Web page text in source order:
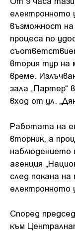
електронното
възможност
процеса по
втория тур на
време.
зала „Партер“
вход от ул.
Работата на
вторник, а
наблюдението
агенция
след покана
електронното
Според
към